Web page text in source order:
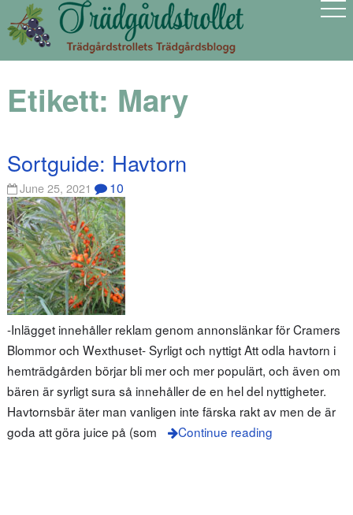
Etikett: Mary
Sortguide: Havtorn
June 25, 2021 10
-Inlägget innehåller reklam genom annonslänkar för Cramers
Blommor och Wexthuset- Syrligt och nyttigt Att odla havtorn i
hemträdgården börjar bli mer och mer populärt, och även om
bären är syrligt sura så innehåller de en hel del nyttigheter.
Havtornsbär äter man vanligen inte färska rakt av men de är
goda att göra juice på (som
Continue reading